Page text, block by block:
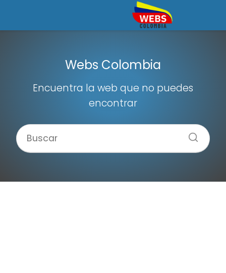
Webs Colombia
Encuentra la web que no puedes
encontrar